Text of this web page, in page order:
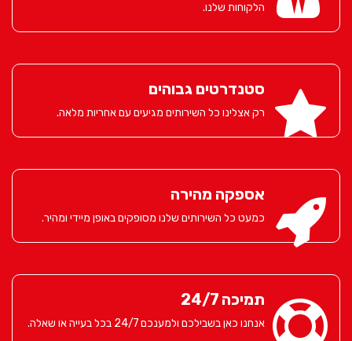
הלקוחות שלנו.
סטנדרטים גבוהים
רק אצלינו כל השירותים מגיעים עם אחריות מלאה.
אספקה מהירה
כמעט כל השירותים שלנו מסופקים באופן מיידי ומהיר.
תמיכה 24/7
אנחנו כאן בשבילכם ולמענכם 24/7 בכל בעייה או שאלה.